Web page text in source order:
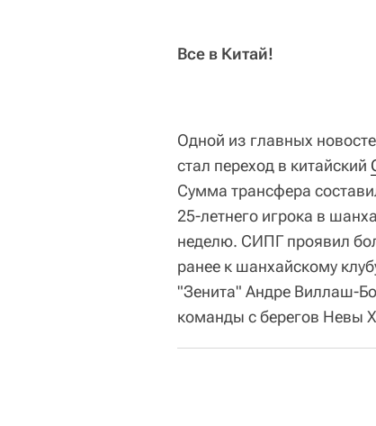
Все в Китай!
Одной из главных
стал переход в китайский
Сумма трансфера
25-летнего игрока в
неделю. СИПГ проявил
ранее к шанхайскому
"Зенита" Андре Виллаш-
команды с берегов Невы